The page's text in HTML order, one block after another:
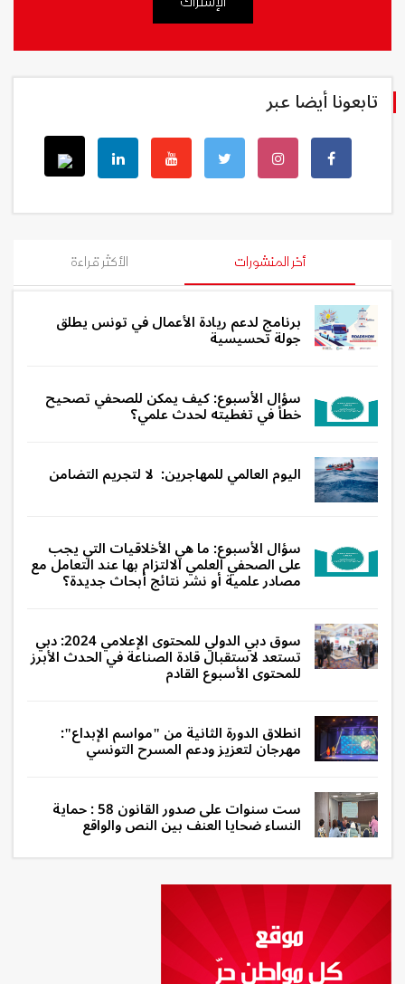
تابعونا أيضا عبر
أخر المنشورات الأكثر قراءة
برنامج لدعم ريادة الأعمال في تونس يطلق
جولة تحسيسية
سؤال الأسبوع: كيف يمكن للصحفي تصحيح
خطأ في تغطيته لحدث علمي؟
اليوم العالمي للمهاجرين: لا لتجريم التضامن
سؤال الأسبوع: ما هي الأخلاقيات التي يجب
على الصحفي العلمي الالتزام بها عند التعامل مع
مصادر علمية أو نشر نتائج أبحاث جديدة؟
سوق دبي الدولي للمحتوى الإعلامي 2024: دبي
تستعد لاستقبال قادة الصناعة في الحدث الأبرز
للمحتوى الأسبوع القادم
انطلاق الدورة الثانية من "مواسم الإبداع":
مهرجان لتعزيز ودعم المسرح التونسي
ست سنوات على صدور القانون 58 : حماية
النساء ضحايا العنف بين النص والواقع